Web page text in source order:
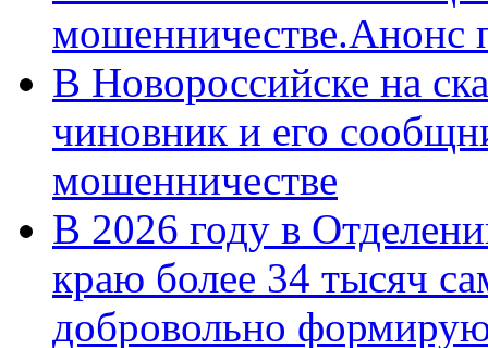
мошенничестве.Анонс
В Новороссийске на
чиновник и его
мошенничестве
В 2026 году в
краю более 34 тысяч
добровольно